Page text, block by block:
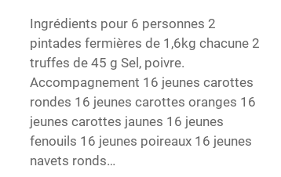
Ingrédients pour 6 personnes 2
pintades fermières de 1,6kg chacune 2
truffes de 45 g Sel, poivre.
Accompagnement 16 jeunes carottes
rondes 16 jeunes carottes oranges 16
jeunes carottes jaunes 16 jeunes
fenouils 16 jeunes poireaux 16 jeunes
navets ronds…